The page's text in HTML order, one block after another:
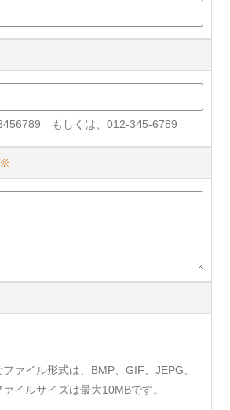
もしくは、012-345-6789
※
ァイル形式は、BMP、GIF、JEPG、
イルサイズは最大10MBです。